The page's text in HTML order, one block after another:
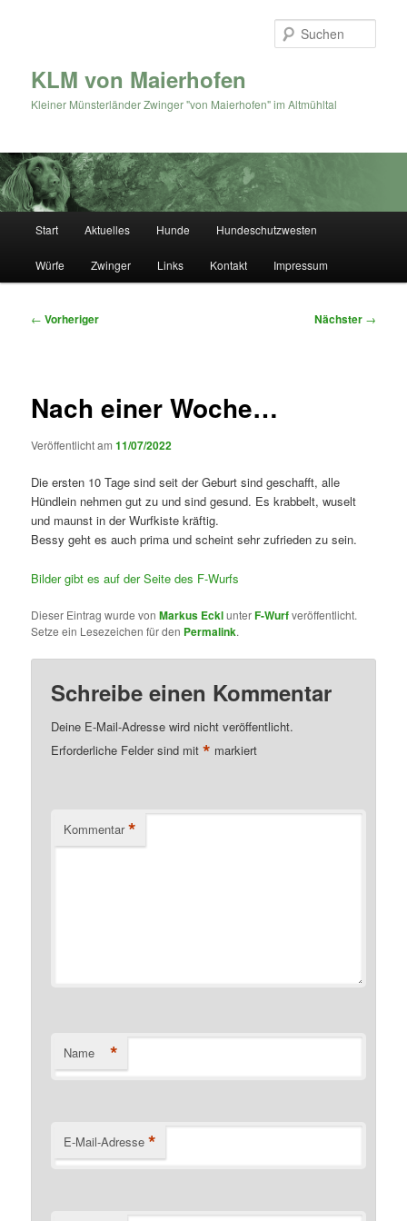
KLM von Maierhofen
Kleiner Münsterländer Zwinger "von Maierhofen" im Altmühltal
Start Aktuelles Hunde Hundeschutzwesten
Würfe Zwinger Links Kontakt Impressum
Beitragsnavigation
← Vorheriger Nächster →
Nach einer Woche…
Veröffentlicht am11/07/2022
Die ersten 10 Tage sind seit der Geburt sind geschafft, alle
Hündlein nehmen gut zu und sind gesund. Es krabbelt, wuselt
und maunst in der Wurfkiste kräftig.
Bessy geht es auch prima und scheint sehr zufrieden zu sein.
Bilder gibt es auf der Seite des F-Wurfs
Dieser Eintrag wurde vonMarkus EcklunterF-Wurfveröffentlicht.
Setze ein Lesezeichen für den Permalink.
Schreibe einen Kommentar
Deine E-Mail-Adresse wird nicht veröffentlicht.
Erforderliche Felder sind mit* markiert
Kommentar *
Name *
E-Mail-Adresse *